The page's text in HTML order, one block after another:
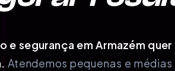
e segurança em Armazém
Atendemos pequenas e